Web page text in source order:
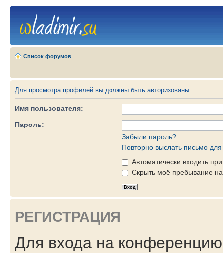
Список форумов
Для просмотра профилей вы должны быть авторизованы.
Имя пользователя:
Пароль:
Забыли пароль?
Повторно выслать письмо для
Автоматически входить
Скрыть моё пребывание
РЕГИСТРАЦИЯ
Для входа на